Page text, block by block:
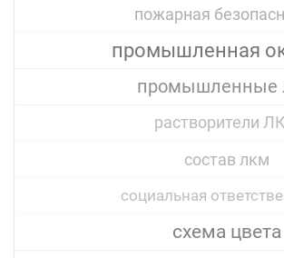
пожарная
промышленная
промышленные
растворители
состав лкм
социальная
схема цвета